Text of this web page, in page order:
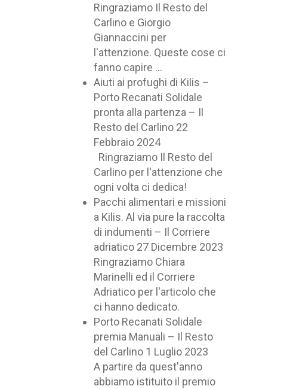
Ringraziamo Il Resto del
Carlino e Giorgio
Giannaccini per
l'attenzione. Queste cose ci
fanno capire ...
Aiuti ai profughi di Kilis –
Porto Recanati Solidale
pronta alla partenza – Il
Resto del Carlino22
Febbraio 2024
Ringraziamo Il Resto del
Carlino per l'attenzione che
ogni volta ci dedica!
Pacchi alimentari e missioni
a Kilis. Al via pure la raccolta
di indumenti – Il Corriere
adriatico27 Dicembre 2023
Ringraziamo Chiara
Marinelli ed il Corriere
Adriatico per l'articolo che
ci hanno dedicato.
Porto Recanati Solidale
premia Manuali – Il Resto
del Carlino1 Luglio 2023
A partire da quest'anno
abbiamo istituito il premio